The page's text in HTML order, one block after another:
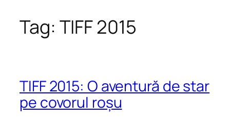
Tag: TIFF 2015
TIFF 2015: O aventură de star
pe covorul roșu